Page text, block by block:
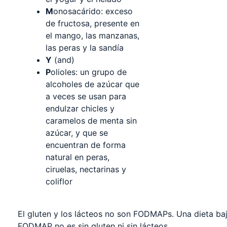
Monosacárido: exceso
de fructosa, presente en
el mango, las manzanas,
las peras y la sandía
Y (and)
Polioles: un grupo de
alcoholes de azúcar que
a veces se usan para
endulzar chicles y
caramelos de menta sin
azúcar, y que se
encuentran de forma
natural en peras,
ciruelas, nectarinas y
coliflor
El gluten y los lácteos no son FODMAPs. Una dieta